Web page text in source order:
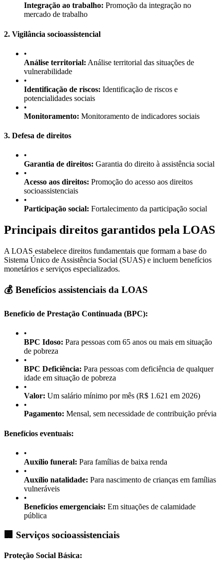
Integração ao trabalho: Promoção da integração no
mercado de trabalho
2. Vigilância socioassistencial
•
Análise territorial: Análise territorial das situações de
vulnerabilidade
•
Identificação de riscos: Identificação de riscos e
potencialidades sociais
•
Monitoramento: Monitoramento de indicadores sociais
3. Defesa de direitos
•
Garantia de direitos: Garantia do direito à assistência social
•
Acesso aos direitos: Promoção do acesso aos direitos
socioassistenciais
•
Participação social: Fortalecimento da participação social
Principais direitos garantidos pela LOAS
A LOAS estabelece direitos fundamentais que formam a base do
Sistema Único de Assistência Social (SUAS) e incluem benefícios
monetários e serviços especializados.
💰 Benefícios assistenciais da LOAS
Benefício de Prestação Continuada (BPC):
•
BPC Idoso: Para pessoas com 65 anos ou mais em situação
de pobreza
•
BPC Deficiência: Para pessoas com deficiência de qualquer
idade em situação de pobreza
•
Valor: Um salário mínimo por mês (R$ 1.621 em 2026)
•
Pagamento: Mensal, sem necessidade de contribuição prévia
Benefícios eventuais:
•
Auxílio funeral: Para famílias de baixa renda
•
Auxílio natalidade: Para nascimento de crianças em famílias
vulneráveis
•
Benefícios emergenciais: Em situações de calamidade
pública
🏢 Serviços socioassistenciais
Proteção Social Básica: